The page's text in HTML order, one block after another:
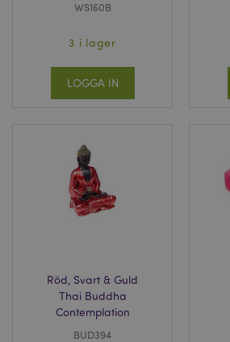
WS160B
3 i lager
LOGGA IN
Röd, Svart & Guld
Thai Buddha
Contemplation
BUD394